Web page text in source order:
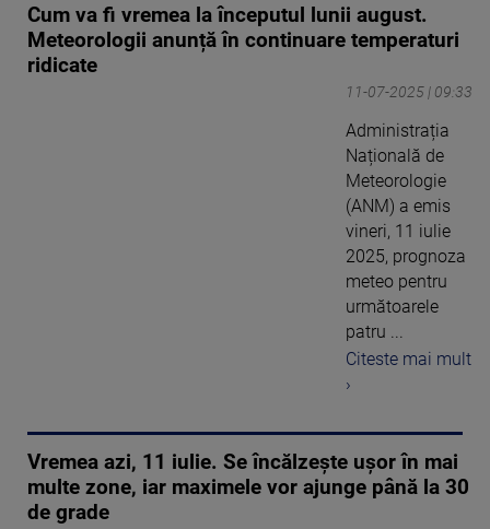
Cum va fi vremea la începutul lunii august.
Meteorologii anunță în continuare temperaturi
ridicate
11-07-2025 | 09:33
Administrația
Națională de
Meteorologie
(ANM) a emis
vineri, 11 iulie
2025, prognoza
meteo pentru
următoarele
patru ...
Citeste mai mult
›
Vremea azi, 11 iulie. Se încălzește ușor în mai
multe zone, iar maximele vor ajunge până la 30
de grade